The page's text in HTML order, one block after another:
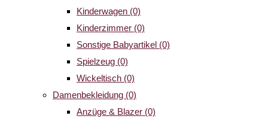
Kinderwagen (0)
Kinderzimmer (0)
Sonstige Babyartikel (0)
Spielzeug (0)
Wickeltisch (0)
Damenbekleidung (0)
Anzüge & Blazer (0)